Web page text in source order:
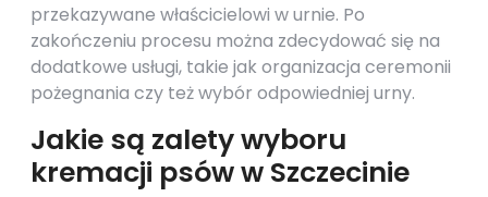
przekazywane właścicielowi w urnie. Po
zakończeniu procesu można zdecydować się na
dodatkowe usługi, takie jak organizacja ceremonii
pożegnania czy też wybór odpowiedniej urny.
Jakie są zalety wyboru
kremacji psów w Szczecinie